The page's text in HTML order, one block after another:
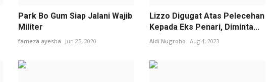
Park Bo Gum Siap Jalani Wajib
Militer
fameza ayesha Jun 25, 2020
Lizzo Digugat Atas Pelecehan
Kepada Eks Penari, Diminta...
Aldi Nugroho Aug 4, 2023